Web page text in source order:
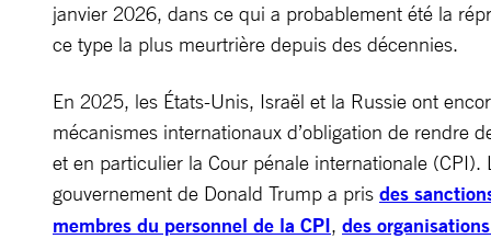
janvier 2026, dans ce qui a probablement été la
ce type la plus meurtrière depuis des décennies.
En 2025, les États-Unis, Israël et la Russie ont
mécanismes internationaux d’obligation de rendre
et en particulier la Cour pénale internationale (CPI).
gouvernement de Donald Trump a pris des
membres du personnel de la CPI, des